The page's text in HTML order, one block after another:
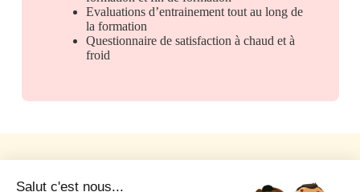
Evaluations d’entrainement tout au long de
la formation
Questionnaire de satisfaction à chaud et à
froid